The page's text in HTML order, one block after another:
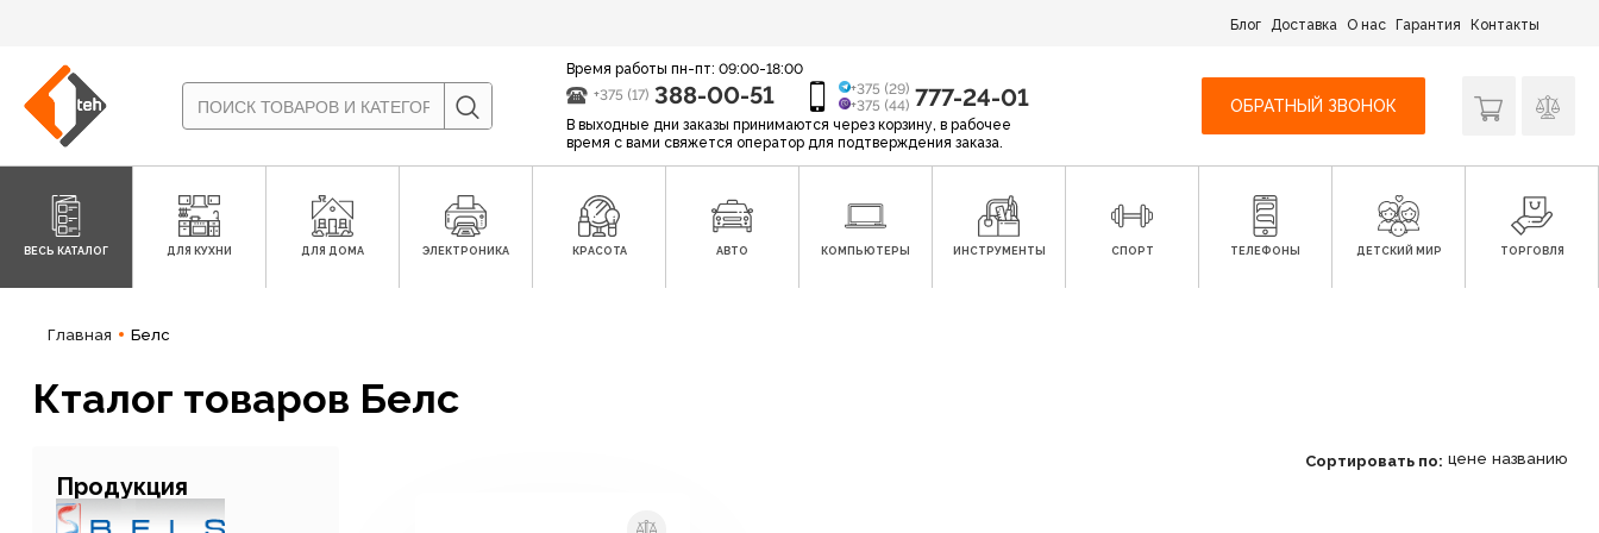
Блог Доставка О нас Гарантия Контакты
Время работы пн-пт: 09:00-18:00
+375 (17) 388-00-51
+375 (29)
+375 (44) 777-24-01
В выходные дни заказы принимаются через корзину, в рабочее
время с вами свяжется оператор для подтверждения заказа.
ОБРАТНЫЙ ЗВОНОК
ВЕСЬ КАТАЛОГ ДЛЯ КУХНИ ДЛЯ ДОМА ЭЛЕКТРОНИКА КРАСОТА АВТО КОМПЬЮТЕРЫ ИНСТРУМЕНТЫ СПОРТ ТЕЛЕФОНЫ ДЕТСКИЙ МИР ТОРГОВЛЯ
Главная Белс
Кталог товаров Белс
Продукция
Сортировать по: цене названию